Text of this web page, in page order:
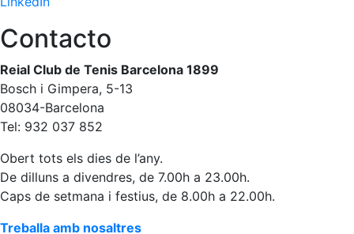
Vols ser
del Club?
Notícies
El
Godó
Soci/a
Contacto
Reial Club de Tenis Barcelona 1899
Bosch i Gimpera, 5-13
08034-Barcelona
Tel: 932 037 852
Obert tots els dies de l’any.
De dilluns a divendres, de 7.00h a 23.00h.
Caps de setmana i festius, de 8.00h a 22.00h.
Treballa amb nosaltres